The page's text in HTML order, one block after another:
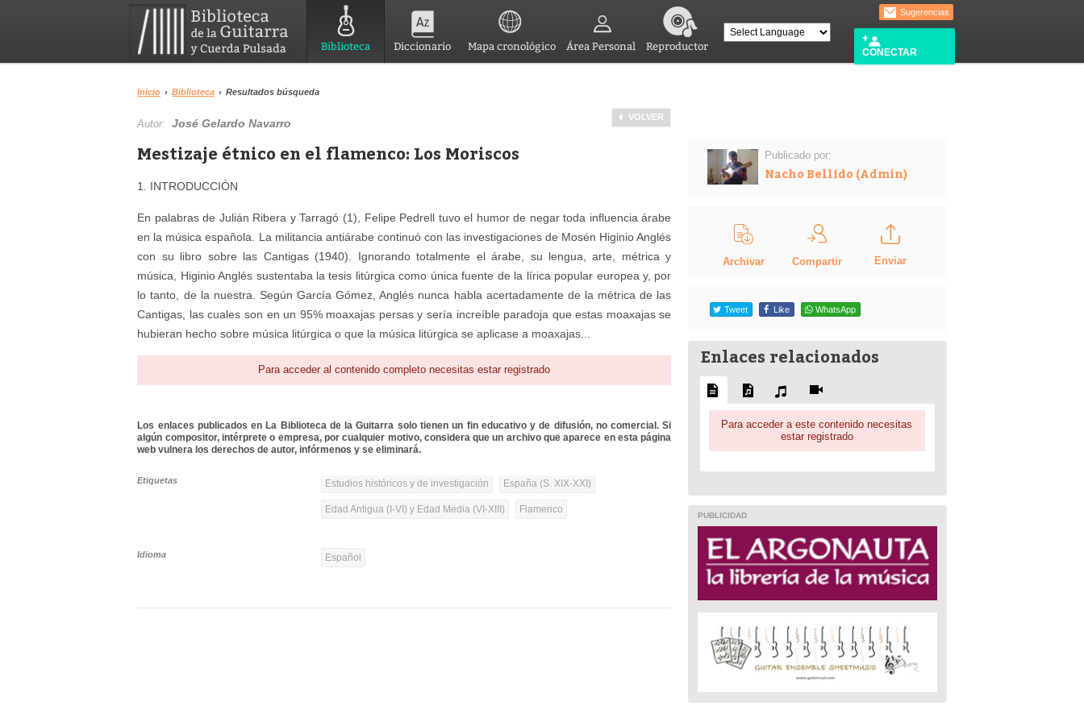
Biblioteca Diccionario Mapa cronológico Área Personal Reproductor
Sugerencias
CONECTAR
Inicio › Biblioteca › Resultados búsqueda
VOLVER
Autor:José Gelardo Navarro
Mestizaje étnico en el flamenco: Los Moriscos
1. INTRODUCCIÓN
En palabras de Julián Ribera y Tarragó (1), Felipe Pedrell tuvo el humor de negar toda influencia árabe
en la música española. La militancia antiárabe continuó con las investigaciones de Mosén Higinio Anglés
con su libro sobre las Cantigas (1940). Ignorando totalmente el árabe, su lengua, arte, métrica y
música, Higinio Anglés sustentaba la tesis litúrgica como única fuente de la lírica popular europea y, por
lo tanto, de la nuestra. Según García Gómez, Anglés nunca habla acertadamente de la métrica de las
Cantigas, las cuales son en un 95% moaxajas persas y sería increíble paradoja que estas moaxajas se
hubieran hecho sobre música litúrgica o que la música litúrgica se aplicase a moaxajas...
Para acceder al contenido completo necesitas estar registrado
Los enlaces publicados en La Biblioteca de la Guitarra solo tienen un fin educativo y de difusión, no comercial. Si
algún compositor, intérprete o empresa, por cualquier motivo, considera que un archivo que aparece en esta página
web vulnera los derechos de autor, infórmenos y se eliminará.
Etiquetas Estudios históricos y de investigación España (S. XIX-XXI)
Edad Antigua (I-VI) y Edad Media (VI-XIII) Flamenco
Idioma Español
Publicado por:
Nacho Bellido (Admin)
Archivar Compartir Enviar
Tweet Like WhatsApp
Enlaces relacionados
Para acceder a este contenido necesitas
estar registrado
PUBLICIDAD